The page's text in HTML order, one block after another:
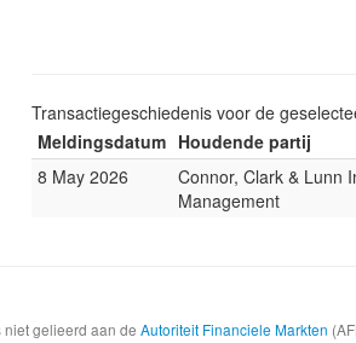
Transactiegeschiedenis voor de
Meldingsdatum Houdende partij
8 May 2026
Connor, Clark & Lunn
Management
gelieerd aan de Autoriteit Financiele Markten